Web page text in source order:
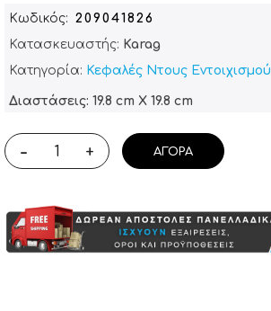
Κωδικός
209041826
Κατασκευαστής: Karag
Κατηγορία: Κεφαλές Ντους Εντοιχισμού
Διαστάσεις: 19.8 cm X 19.8 cm
- + ΑΓΟΡΆ